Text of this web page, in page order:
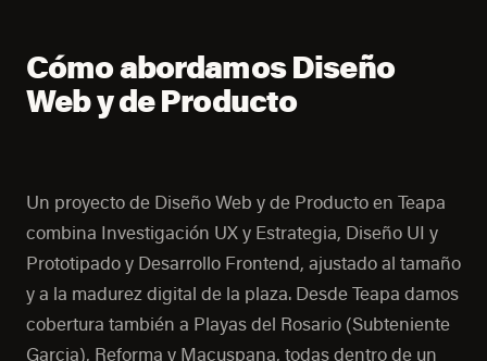
Cómo abordamos Diseño
Web y de Producto
Un proyecto de Diseño Web y de Producto en Teapa
combina Investigación UX y Estrategia, Diseño UI y
Prototipado y Desarrollo Frontend, ajustado al tamaño
y a la madurez digital de la plaza. Desde Teapa damos
cobertura también a Playas del Rosario (Subteniente
Garcia), Reforma y Macuspana, todas dentro de un